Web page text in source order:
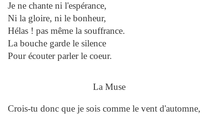
Je ne chante ni l'espérance,
Ni la gloire, ni le bonheur,
Hélas ! pas même la souffrance.
La bouche garde le silence
Pour écouter parler le coeur.
La Muse
Crois-tu donc que je sois comme le vent d'automne,